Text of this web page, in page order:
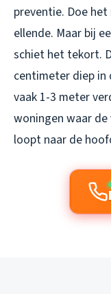
preventie. Doe
ellende. Maar bij
schiet het tekort.
centimeter diep in
vaak 1-3 meter
woningen waar
loopt naar de